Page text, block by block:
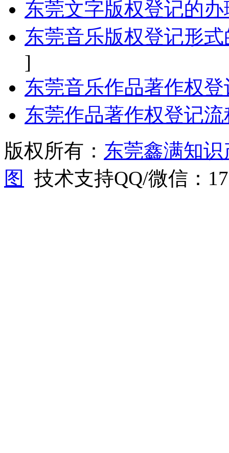
东莞文字版权登记的
东莞音乐版权登记形
]
东莞音乐作品著作权
东莞作品著作权登记
版权所有： 东莞鑫满知
图
技术支持QQ/微信：